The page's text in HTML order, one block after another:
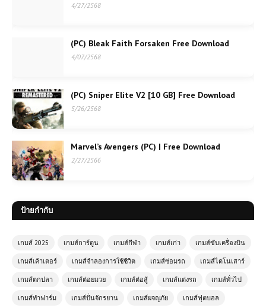
4/27/2568
(PC) Bleak Faith Forsaken Free Download
4/07/2568
(PC) Sniper Elite V2 [10 GB] Free Download
5/26/2568
Marvel’s Avengers (PC) | Free Download
2/27/2566
ป้ายกำกับ
เกมส์ 2025 เกมส์การ์ตูน เกมส์กีฬา เกมส์เก่า เกมส์ขับเครื่องบิน
เกมส์เค้าเตอร์ เกมส์จำลองการใช้ชีวิต เกมส์ซ่อมรถ เกมส์ไดโนเสาร์
เกมส์ตกปลา เกมส์ต่อยมวย เกมส์ต่อสู้ เกมส์แต่งรถ เกมส์ทั่วไป
เกมส์ทำฟาร์ม เกมส์ปั่นจักรยาน เกมส์ผจญภัย เกมส์ฟุตบอล